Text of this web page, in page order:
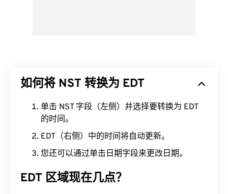
如何将 NST 转换为 EDT
单击 NST 字段（左侧）并选择要转换为 EDT
的时间。
EDT（右侧）中的时间将自动更新。
您还可以通过单击日期字段来更改日期。
EDT 区域现在几点？